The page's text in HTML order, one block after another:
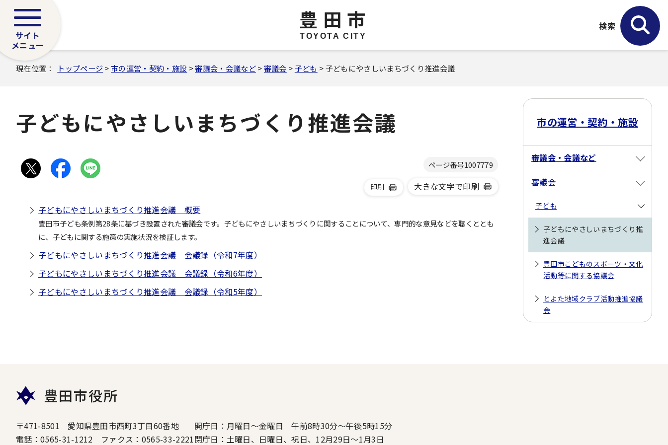
豊田市
TOYOTA CITY
サイト
メニュー
検索
現在位置： トップページ >市の運営・契約・施設 >審議会・会議など>審議会 >子ども > 子どもにやさしいまちづくり推進会議
子どもにやさしいまちづくり推進会議
ページ番号1007779
印刷
大きな文字で印刷
子どもにやさしいまちづくり推進会議 概要
豊田市子ども条例第28条に基づき設置された審議会です。子どもにやさしいまちづくりに関することについて、専門的な意見などを聴くととも
に、子どもに関する施策の実施状況を検証します。
子どもにやさしいまちづくり推進会議 会議録（令和7年度）
子どもにやさしいまちづくり推進会議 会議録（令和6年度）
子どもにやさしいまちづくり推進会議 会議録（令和5年度）
市の運営・契約・施設
審議会・会議など
審議会
子ども
子どもにやさしいまちづくり推
進会議
豊田市こどものスポーツ・文化
活動等に関する協議会
とよた地域クラブ活動推進協議
会
豊田市役所
〒471-8501 愛知県豊田市西町3丁目60番地
電話：0565-31-1212 ファクス：0565-33-2221
開庁日：月曜日～金曜日 午前8時30分～午後5時15分
閉庁日：土曜日、日曜日、祝日、12月29日～1月3日